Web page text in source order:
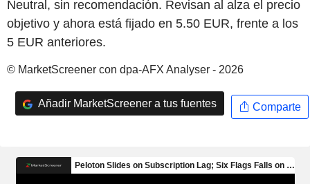
Neutral, sin recomendación. Revisan al alza el precio
objetivo y ahora está fijado en 5.50 EUR, frente a los
5 EUR anteriores.
© MarketScreener con dpa-AFX Analyser - 2026
Añadir MarketScreener a tus fuentes Comparte